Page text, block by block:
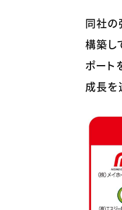
同社の
構築し
ポート
成長を